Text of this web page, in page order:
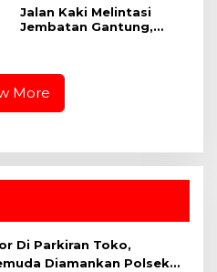
Jalan Kaki Melintasi
Jembatan Gantung,
Ekspedisi Merah Putih
Presisi
More
Di Parkiran Toko,
Diamankan Polsek